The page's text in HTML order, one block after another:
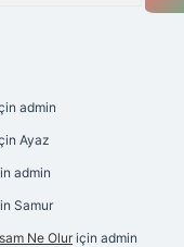
admin
Ayaz
admin
Samur
Ne Olur için admin